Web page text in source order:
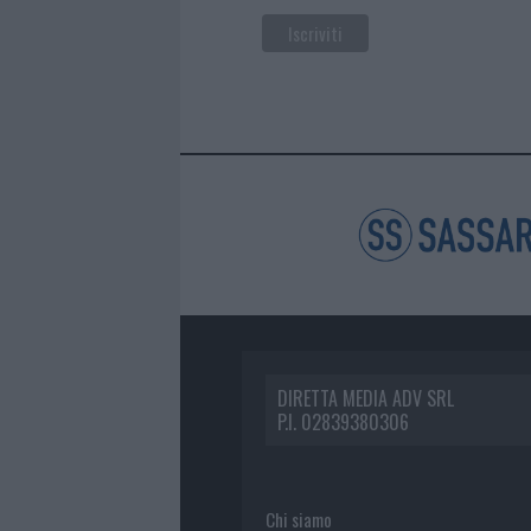
DIRETTA MEDIA ADV SRL
P.I. 02839380306
Chi siamo